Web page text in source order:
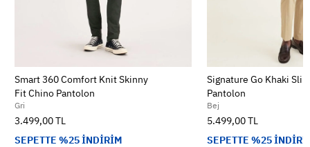
Smart 360 Comfort Knit Skinny
Fit Chino Pantolon
Gri
3.499,00 TL
SEPETTE %25 İNDİRİM
Signature Go Khaki
Pantolon
Bej
5.499,00 TL
SEPETTE %25